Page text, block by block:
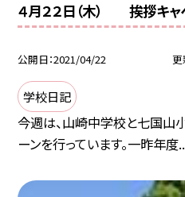
４月２２日（木） 挨拶キャ
公開日 2021/04/22 更
学校日記
今週は、山崎中学校と七国山
ーンを行っています。一昨年度